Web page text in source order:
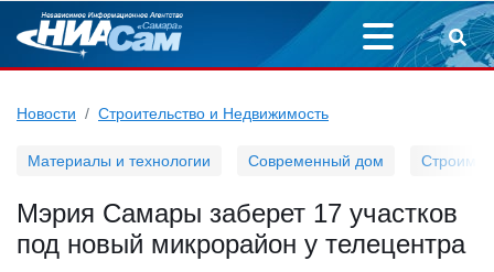
Новости Строительство и Недвижимость
Материалы и технологии Современный дом Строим
Мэрия Самары заберет 17 участков
под новый микрорайон у телецентра